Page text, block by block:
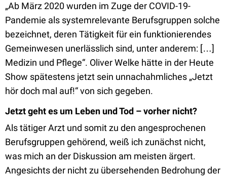
„Ab März 2020 wurden im Zuge der COVID-19-
Pandemie als systemrelevante Berufsgruppen solche
bezeichnet, deren Tätigkeit für ein funktionierendes
Gemeinwesen unerlässlich sind, unter anderem: […]
Medizin und Pflege“. Oliver Welke hätte in der Heute
Show spätestens jetzt sein unnachahmliches „Jetzt
hör doch mal auf!“ von sich gegeben.
Jetzt geht es um Leben und Tod – vorher nicht?
Als tätiger Arzt und somit zu den angesprochenen
Berufsgruppen gehörend, weiß ich zunächst nicht,
was mich an der Diskussion am meisten ärgert.
Angesichts der nicht zu übersehenden Bedrohung der